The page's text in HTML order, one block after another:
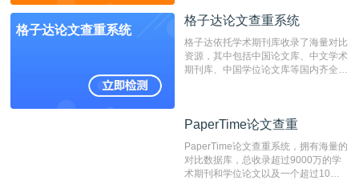
编辑部检测来稿和已发表的文献,检测
测时注意填写第一作者,才能排除已发
表文献复制比。（限制字符数1万）
格子达论文查重系统
格子达论文查重系统
格子达依托学术期刊库收录了海量对比
资源，其中包括中国论文库、中文学术
期刊库、中国学位论文库等国内齐全的
系统，可检测中文、英文两种语言的论
PaperTime论文查重
PaperTime论文查重系统，拥有海量的
对比数据库，总收录超过9000万的学
术期刊和学位论文以及一个超过10亿